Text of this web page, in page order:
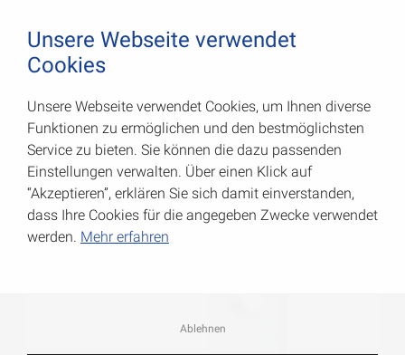
Stuhlwinkel
Art.-Nr.: 000180030Z
Unsere Webseite verwendet
Cookies
Unsere Webseite verwendet Cookies, um Ihnen diverse
Funktionen zu ermöglichen und den bestmöglichsten
Service zu bieten. Sie können die dazu passenden
Einstellungen verwalten. Über einen Klick auf
“Akzeptieren”, erklären Sie sich damit einverstanden,
dass Ihre Cookies für die angegeben Zwecke verwendet
werden. Mehr erfahren
Ablehnen